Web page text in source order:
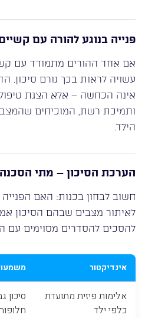
פנייה בנוגע להורה עם
אם אחד ההורים מתמודד עם
עשויה לראות בכך גורם סיכון.
אינה הכחשה – אלא הצגת
ותמיכת רשת, המוכיחים
הילד.
הערכת הסיכון – מתי
חשוב לבחון בכנות: האם
לאיתור מצבים שבהם הסיכון
להסכים להסדרים מסוימים עם
אינדיקטור
אלימות פיזית מתועדת
כלפי ילד
סיכון